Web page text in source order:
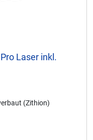
Laser inkl.
(Zithion)